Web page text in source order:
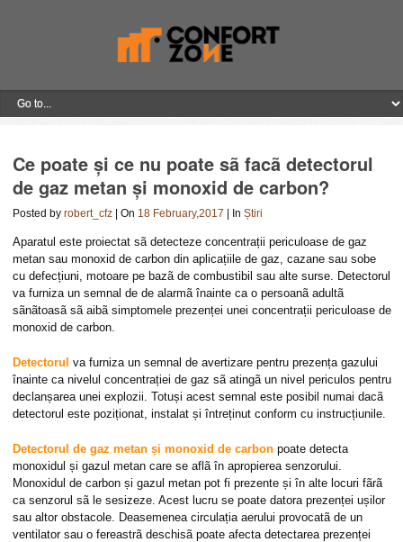
Ce poate și ce nu poate sã facã detectorul
de gaz metan și monoxid de carbon?
Posted byrobert_cfz | On 18 February,2017 | InȘtiri
Aparatul este proiectat sã detecteze concentrații periculoase de gaz
metan sau monoxid de carbon din aplicațiile de gaz, cazane sau sobe
cu defecțiuni, motoare pe bazã de combustibil sau alte surse. Detectorul
va furniza un semnal de de alarmã înainte ca o persoanã adultã
sãnãtoasã sã aibã simptomele prezenței unei concentrații periculoase de
monoxid de carbon.
Detectorul va furniza un semnal de avertizare pentru prezența gazului
înainte ca nivelul concentrației de gaz sã atingã un nivel periculos pentru
declanșarea unei explozii. Totuși acest semnal este posibil numai dacã
detectorul este poziționat, instalat și întreținut conform cu instrucțiunile.
Detectorul de gaz metan și monoxid de carbon poate detecta
monoxidul și gazul metan care se aflã în apropierea senzorului.
Monoxidul de carbon și gazul metan pot fi prezente și în alte locuri fãrã
ca senzorul sã le sesizeze. Acest lucru se poate datora prezenței ușilor
sau altor obstacole. Deasemenea circulația aerului provocatã de un
ventilator sau o fereastrã deschisã poate afecta detectarea prezenței